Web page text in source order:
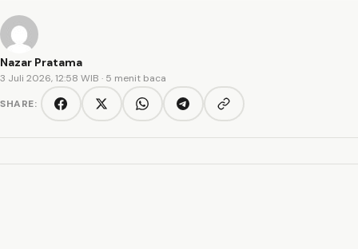
Nazar Pratama
3 Juli 2026, 12:58 WIB · 5 menit baca
SHARE:
FacebookTwitter/XWhatsAppTelegramCopy link